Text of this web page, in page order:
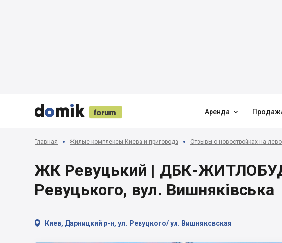


 
 Аренда 
Главная Жилые комплексы Киева и пригорода Отзывы о новостройках на
ЖК Ревуцький | ДБК-ЖИТЛОБУД
Ревуцького, вул. Вишняківська
 Киев, Дарницкий р-н, ул. Ревуцкого/ ул. Вишняковская